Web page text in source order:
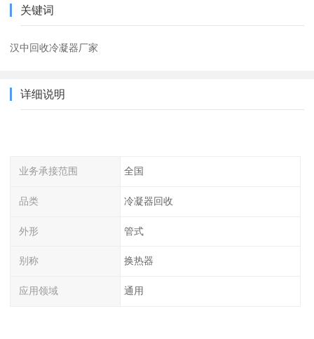
关键词
汉中回收冷凝器厂家
详细说明
业务承接范围 全国
品类 冷凝器回收
外形 管式
别称 换热器
应用领域 通用